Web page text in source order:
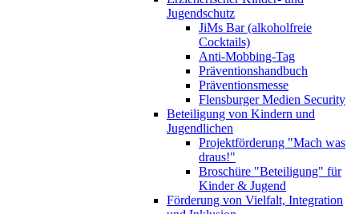
Jugendschutz
JiMs Bar (alkoholfreie
Cocktails)
Anti-Mobbing-Tag
Präventionshandbuch
Präventionsmesse
Flensburger Medien Security
Beteiligung von Kindern und
Jugendlichen
Projektförderung "Mach was
draus!"
Broschüre "Beteiligung" für
Kinder & Jugend
Förderung von Vielfalt, Integration